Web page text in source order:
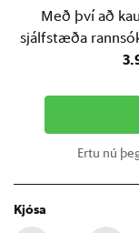
Með því að
sjálfstæða
Ertu nú
Kjósa